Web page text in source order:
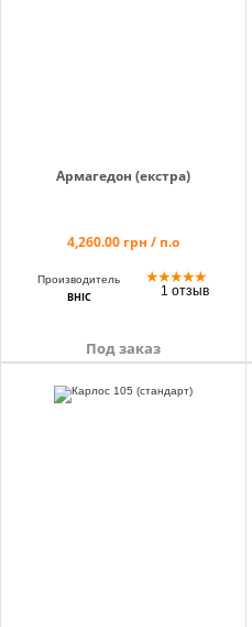
Бесплатно по
Украине
+38 (066) 733
+38 (093) 733
Армагедон (екстра)
4,260.00 грн / п.о
Производитель
ВНІС
★★★★★
1 отзыв
Под заказ